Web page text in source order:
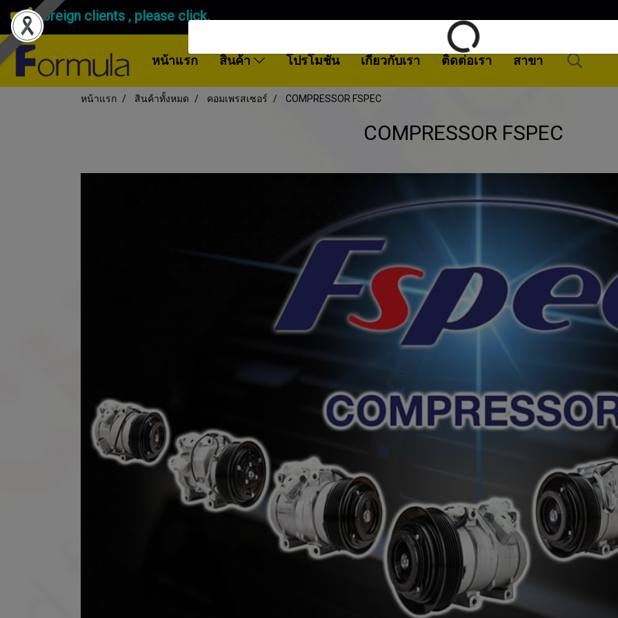
Foreign clients , please click.
หน้าแรก สินค้า โปรโมชั่น เกี่ยวกับเรา ติดต่อเรา สาขา
หน้าแรก สินค้าทั้งหมด คอมเพรสเซอร์ COMPRESSOR FSPEC
COMPRESSOR FSPEC